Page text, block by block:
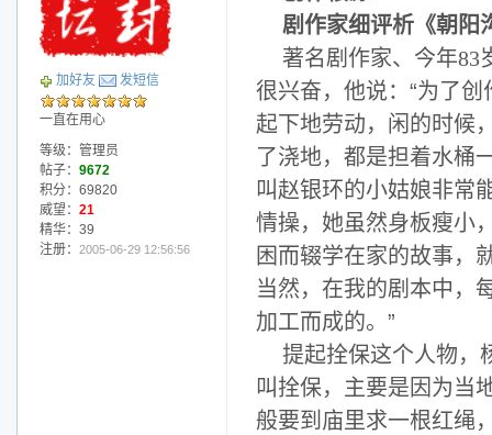
加好友 发短信
一直在用心
等级：管理员
帖子： 9672
积分：69820
威望： 21
精华：39
注册： 2005-06-29 12:56:56
剧作家细评析《朝阳
著名剧作家、今年83
很兴奋，他说：“为了
起下地劳动，闲的时候
了浇地，都是担着水桶
叫赵银环的小姑娘非常
情操，她虽然身板瘦小
困而辍学在家的故事，
当然，在我的剧本中，
加工而成的。”
提起拴保这个人物，
叫拴保，主要是因为当
般要到庙里求一根红绳